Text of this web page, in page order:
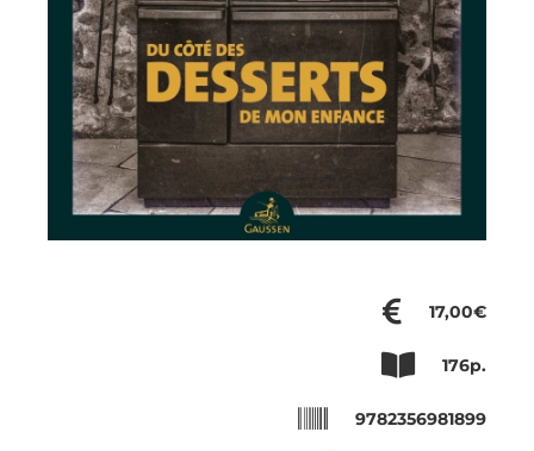
17,00€
176p.
9782356981899